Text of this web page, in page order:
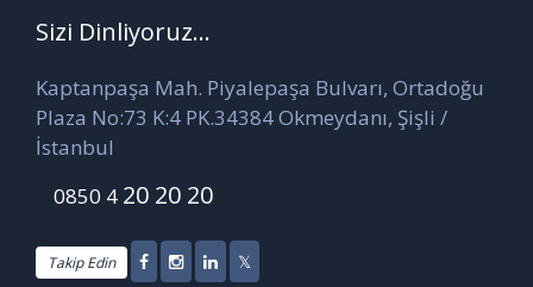
Sizi Dinliyoruz...
Kaptanpaşa Mah. Piyalepaşa Bulvarı, Ortadoğu
Plaza No:73 K:4 PK.34384 Okmeydanı, Şişli /
İstanbul
0850 4 20 20 20
Takip Edin